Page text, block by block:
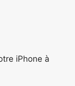
iPhone à